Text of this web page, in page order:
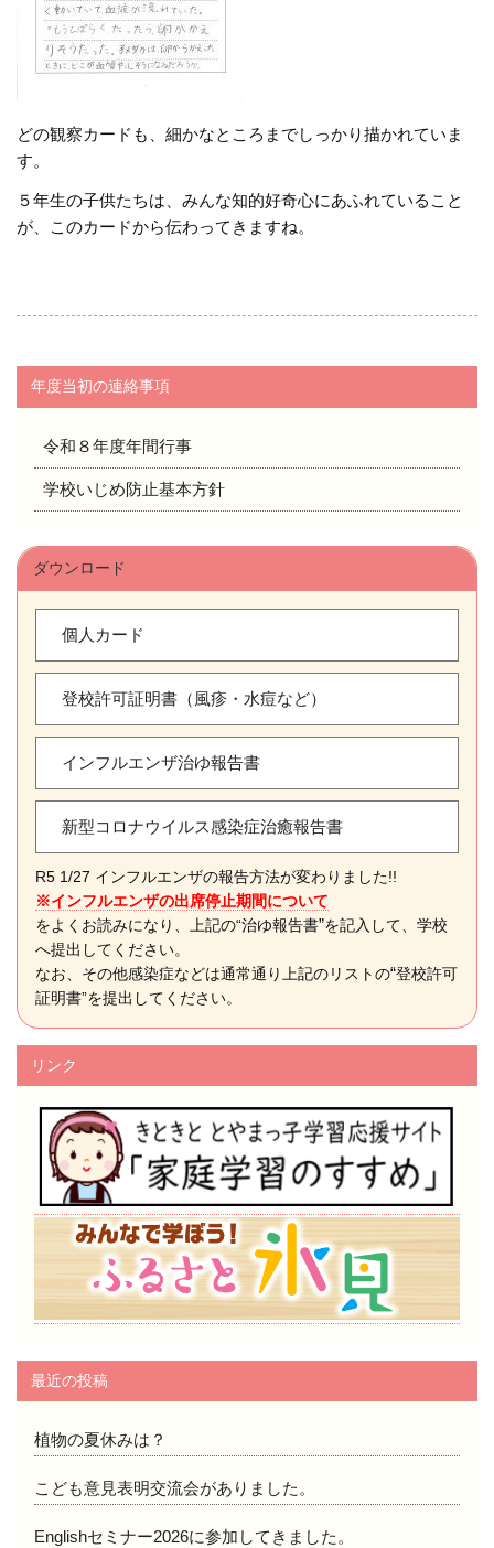
どの観察カードも、細かなところまでしっかり描かれていま
す。
５年生の子供たちは、みんな知的好奇心にあふれていること
が、このカードから伝わってきますね。
年度当初の連絡事項
令和８年度年間行事
学校いじめ防止基本方針
ダウンロード
個人カード
登校許可証明書（風疹・水痘など）
インフルエンザ治ゆ報告書
新型コロナウイルス感染症治癒報告書
R5 1/27 インフルエンザの報告方法が変わりました!!
※インフルエンザの出席停止期間について
をよくお読みになり、上記の“治ゆ報告書”を記入して、学校
へ提出してください。
なお、その他感染症などは通常通り上記のリストの“登校許可
証明書”を提出してください。
リンク
最近の投稿
植物の夏休みは？
こども意見表明交流会がありました。
Englishセミナー2026に参加してきました。